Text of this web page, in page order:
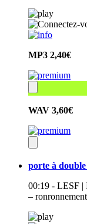
MP3 2,40€
WAV 3,60€
porte à
00:19 - LESF |
–